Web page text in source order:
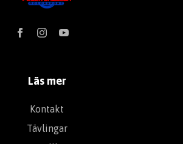
Läs mer
Kontakt
Tävlingar